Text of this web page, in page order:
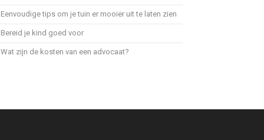
Eenvoudige tips om je tuin er mooier uit te laten zien
Bereid je kind goed voor
Wat zijn de kosten van een advocaat?